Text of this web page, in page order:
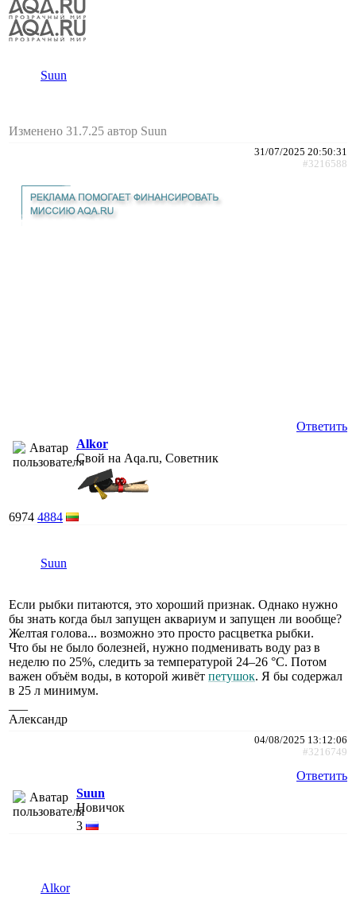
Suun
Изменено 31.7.25 автор Suun
31/07/2025 20:50:31
#3216588
Ответить
Alkor
Свой на Aqa.ru, Советник
6974 4884
Suun
Если рыбки питаются, это хороший признак. Однако нужно
бы знать когда был запущен аквариум и запущен ли вообще?
Желтая голова... возможно это просто расцветка рыбки.
Что бы не было болезней, нужно подменивать воду раз в
неделю по 25%, следить за температурой 24–26 °C. Потом
важен объём воды, в которой живёт петушок. Я бы содержал
в 25 л минимум.
Александр
04/08/2025 13:12:06
#3216749
Ответить
Suun
Новичок
3
Alkor